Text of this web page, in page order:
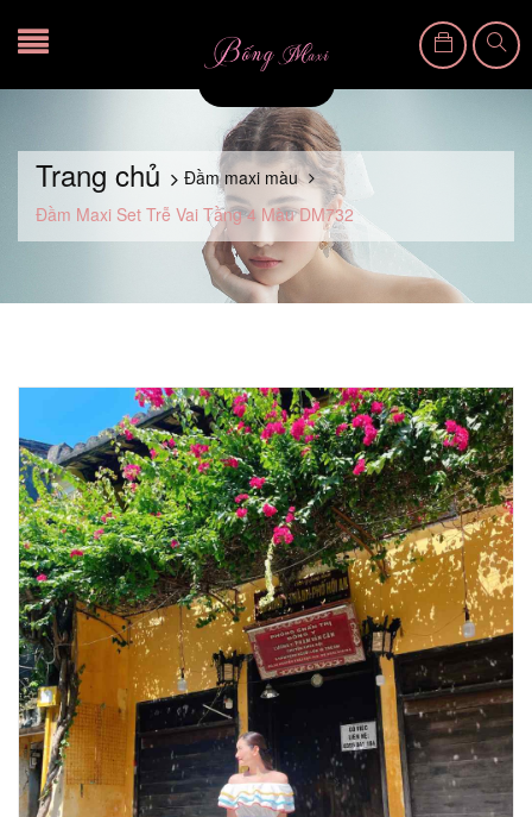
Trang chủ
Đầm maxi màu
Đầm Maxi Set Trễ Vai Tầng 4 Màu DM732